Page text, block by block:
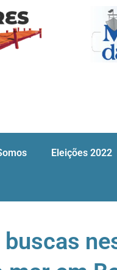
Eleições 2022
buscas